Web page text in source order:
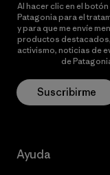
Al hacer clic en el
Patagonia para el
y para que me envíe
productos
activismo, noticias de
de
Suscribirme
Ayuda